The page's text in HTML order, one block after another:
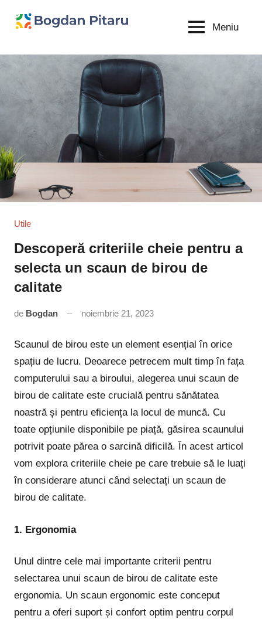
Bogdan
Pitaru
Meniu
Utile
Descoperă criteriile cheie pentru a
selecta un scaun de birou de
calitate
de Bogdan noiembrie 21, 2023
Scaunul de birou este un element esențial în orice
spațiu de lucru. Deoarece petrecem mult timp în fața
computerului sau a biroului, alegerea unui scaun de
birou de calitate este crucială pentru sănătatea
noastră și pentru eficiența la locul de muncă. Cu
toate opțiunile disponibile pe piață, găsirea scaunului
potrivit poate părea o sarcină dificilă. În acest articol
vom explora criteriile cheie pe care trebuie să le luați
în considerare atunci când selectați un scaun de
birou de calitate.
1. Ergonomia
Unul dintre cele mai importante criterii pentru
selectarea unui scaun de birou de calitate este
ergonomia. Un scaun ergonomic este conceput
pentru a oferi suport și confort optim pentru corpul